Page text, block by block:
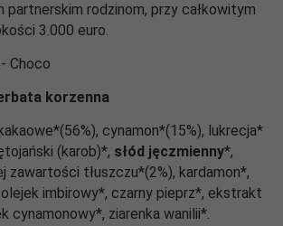
partnerskim rodzinom, przy całkowitym
3.000 euro.
Choco
korzenna
cynamon*(15%), lukrecja*
(karob)*, słód jęczmienny*,
zawartości tłuszczu*(2%), kardamon*,
imbirowy*, czarny pieprz*, ekstrakt
cynamonowy*, ziarenka wanilii*.